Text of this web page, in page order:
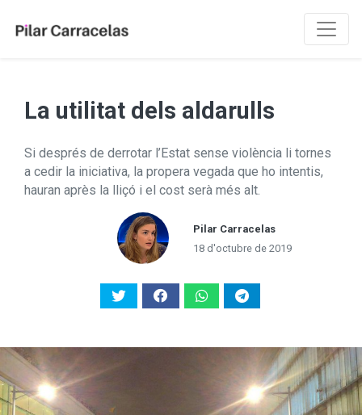
La utilitat dels aldarulls
Si després de derrotar l’Estat sense violència li tornes
a cedir la iniciativa, la propera vegada que ho intentis,
hauran après la lliçó i el cost serà més alt.
Pilar Carracelas
18 d'octubre de 2019